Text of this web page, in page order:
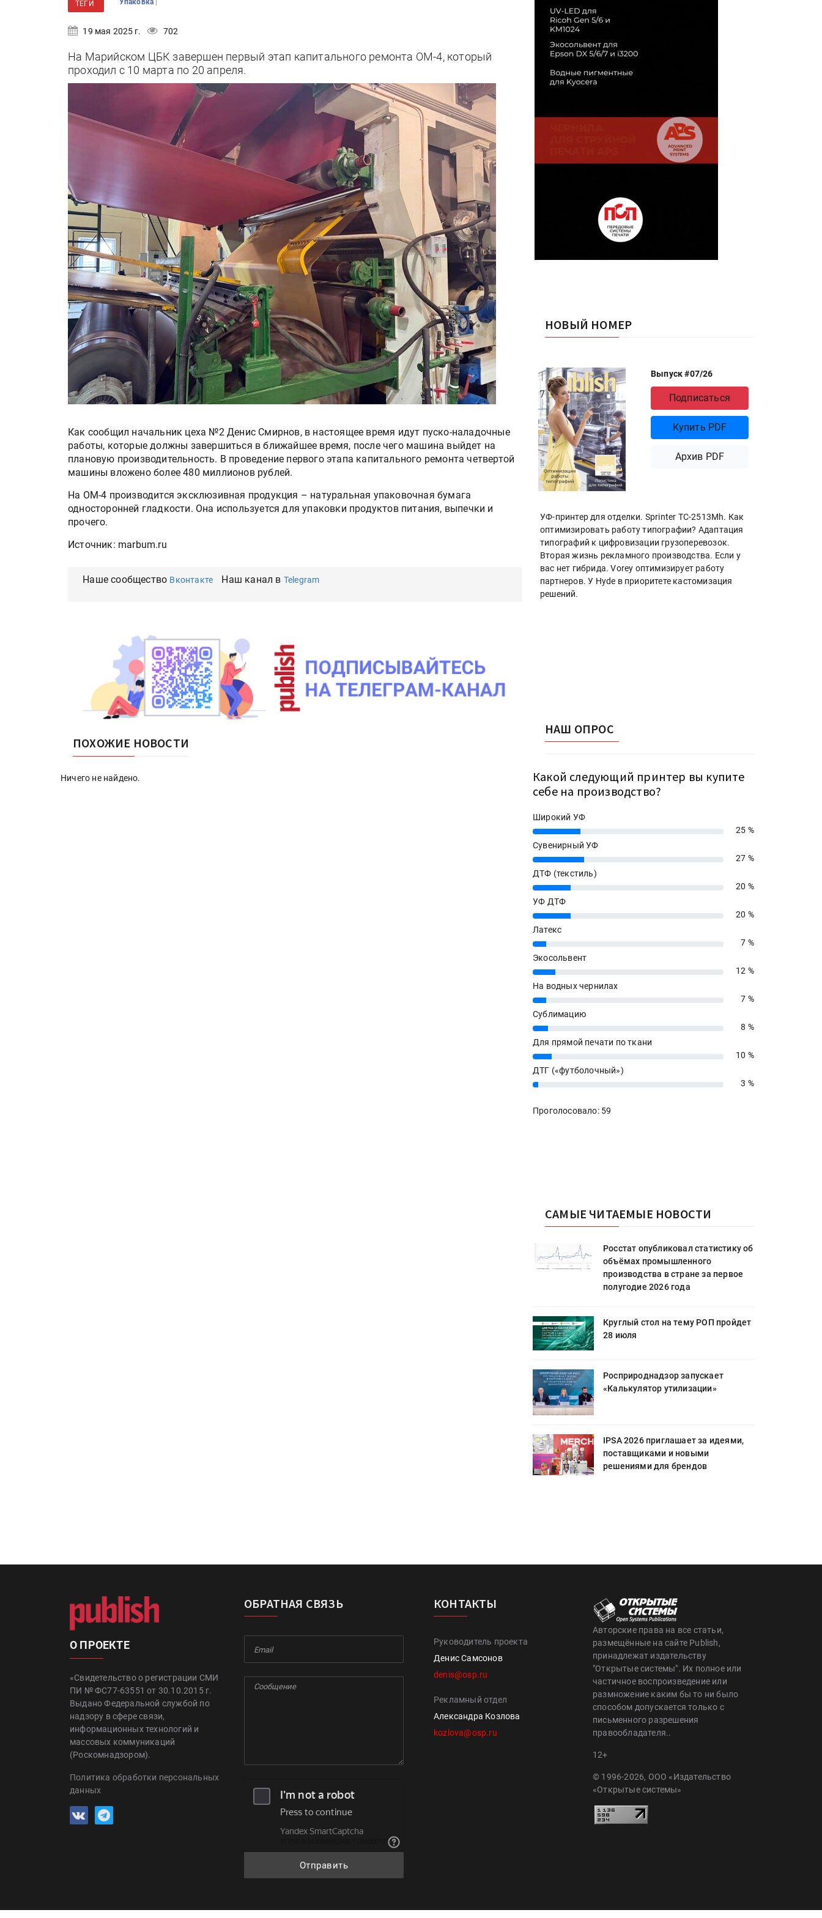
ТЕГИ Упаковка
19 мая 2025 г. 702
На Марийском ЦБК завершен первый этап капитального ремонта ОМ-4, который
проходил с 10 марта по 20 апреля.
Как сообщил начальник цеха №2 Денис Смирнов, в настоящее время идут пуско-наладочные
работы, которые должны завершиться в ближайшее время, после чего машина выйдет на
плановую производительность. В проведение первого этапа капитального ремонта четвертой
машины вложено более 480 миллионов рублей.
На ОМ-4 производится эксклюзивная продукция – натуральная упаковочная бумага
односторонней гладкости. Она используется для упаковки продуктов питания, выпечки и
прочего.
Источник: marbum.ru
Наше сообщество Вконтакте Наш канал в Telegram
ПОХОЖИЕ НОВОСТИ
Ничего не найдено.
НОВЫЙ НОМЕР
Выпуск #07/26
Подписаться
Купить PDF
Архив PDF
УФ-принтер для отделки. Sprinter ТС-2513Mh. Как
оптимизировать работу типографии? Адаптация
типографий к цифровизации грузоперевозок.
Вторая жизнь рекламного производства. Если у
вас нет гибрида. Vorey оптимизирует работу
партнеров. У Hyde в приоритете кастомизация
решений.
НАШ ОПРОС
Какой следующий принтер вы купите
себе на производство?
Широкий УФ
25%
25 %
Сувенирный УФ
27%
27 %
ДТФ (текстиль)
20%
20 %
УФ ДТФ
20%
20 %
Латекс
7%
7 %
Экосольвент
12%
12 %
На водных чернилах
7%
7 %
Сублимацию
8%
8 %
Для прямой печати по ткани
10%
10 %
ДТГ («футболочный»)
3% 3 %
Проголосовало: 59
САМЫЕ ЧИТАЕМЫЕ НОВОСТИ
Росстат опубликовал статистику об
объёмах промышленного
производства в стране за первое
полугодие 2026 года
Круглый стол на тему РОП пройдет
28 июля
Росприроднадзор запускает
«Калькулятор утилизации»
IPSA 2026 приглашает за идеями,
поставщиками и новыми
решениями для брендов
О ПРОЕКТЕ
«Свидетельство о регистрации СМИ
ПИ № ФС77-63551 от 30.10.2015 г.
Выдано Федеральной службой по
надзору в сфере связи,
информационных технологий и
массовых коммуникаций
(Роскомнадзором).
Политика обработки персональных
данных
ОБРАТНАЯ СВЯЗЬ
Отправить
КОНТАКТЫ
Руководитель проекта
Денис Самсонов
denis@osp.ru
Рекламный отдел
Александра Козлова
kozlova@osp.ru
Авторские права на все статьи,
размещённые на сайте Publish,
принадлежат издательству
"Открытые системы". Их полное или
частичное воспроизведение или
размножение каким бы то ни было
способом допускается только с
письменного разрешения
правообладателя..
12+
© 1996-2026, ООО «Издательство
«Открытые системы»